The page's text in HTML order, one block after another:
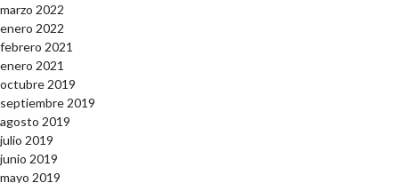
marzo 2022
enero 2022
febrero 2021
enero 2021
octubre 2019
septiembre 2019
agosto 2019
julio 2019
junio 2019
mayo 2019